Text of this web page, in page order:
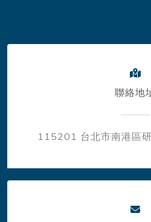
聯絡地
115201 台北市南港區